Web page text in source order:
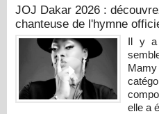
JOJ Dakar 2026 :
chanteuse de l'hymne
Il y a
elle a